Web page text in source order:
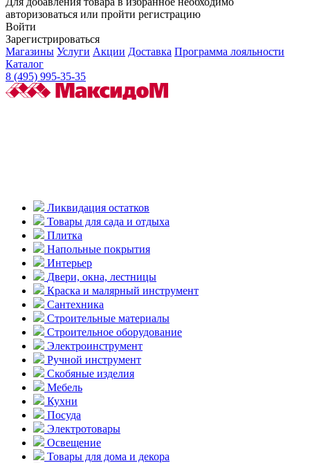
авторизоваться или пройти регистрацию
Войти
Зарегистрироваться
Магазины Услуги Акции Доставка Программа лояльности
Каталог
8 (495) 995-35-35
Ликвидация остатков
Товары для сада и отдыха
Плитка
Напольные покрытия
Интерьер
Двери, окна, лестницы
Краска и малярный инструмент
Сантехника
Строительные материалы
Строительное оборудование
Электроинструмент
Ручной инструмент
Скобяные изделия
Мебель
Кухни
Посуда
Электротовары
Освещение
Товары для дома и декора